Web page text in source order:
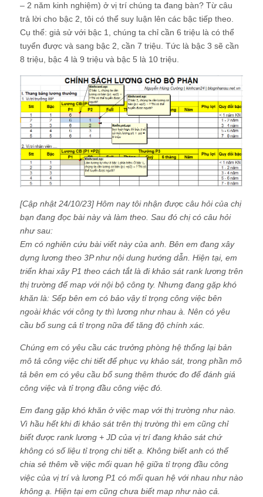
– 2 năm kinh nghiệm) ở vị trí chúng ta đang bàn? Từ câu
trả lời cho bậc 2, tôi có thể suy luận lên các bậc tiếp theo.
Cụ thể: giả sử với bậc 1, chúng ta chỉ cần 6 triệu là có thể
tuyển được và sang bậc 2, cần 7 triệu. Tức là bậc 3 sẽ cần
8 triệu, bậc 4 là 9 triệu và bậc 5 là 10 triệu.
[Cập nhật 24/10/23] Hôm nay tôi nhận được câu hỏi của chị
bạn đang đọc bài này và làm theo. Sau đó chị có câu hỏi
như sau:
Em có nghiên cứu bài viết này của anh. Bên em đang xây
dựng lương theo 3P như nội dung hướng dẫn. Hiện tại, em
triển khai xây P1 theo cách tắt là đi khảo sát rank lương trên
thị trường để map với nội bộ công ty. Nhưng đang gặp khó
khăn là: Sếp bên em có bảo vậy tỉ trọng công việc bên
ngoài khác với công ty thì lương như nhau à. Nên có yêu
cầu bổ sung cả tỉ trọng nữa để tăng độ chính xác.
Chúng em có yêu cầu các trưởng phòng hệ thống lại bản
mô tả công việc chi tiết để phục vụ khảo sát, trong phần mô
tả bên em có yêu cầu bổ sung thêm thước đo để đánh giá
công việc và tỉ trọng đầu công việc đó.
Em đang gặp khó khăn ở việc map với thị trường như nào.
Vì hầu hết khi đi khảo sát trên thị trường thì em cũng chỉ
biết được rank lương + JD của vị trí đang khảo sát chứ
không có số liệu tỉ trọng chi tiết ạ. Không biết anh có thể
chia sẻ thêm về việc mối quan hệ giữa tỉ trọng đầu công
việc của vị trí và lương P1 có mối quan hệ với nhau như nào
không ạ. Hiện tại em cũng chưa biết map như nào cả.